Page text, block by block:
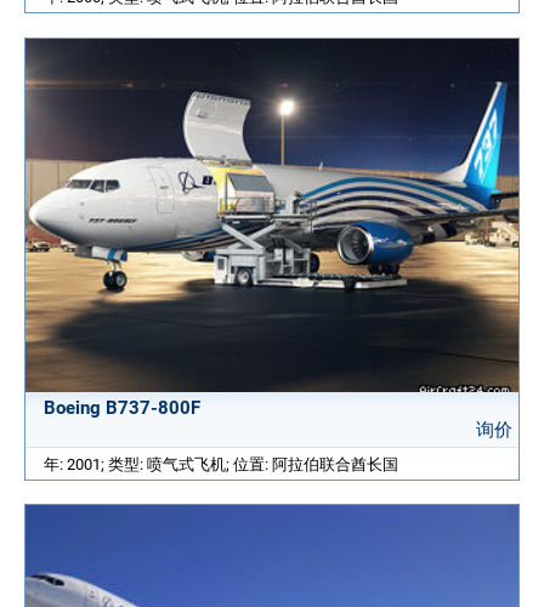
Boeing B737-800F
询价
年: 2001; 类型: 喷气式飞机; 位置: 阿拉伯联合酋长国